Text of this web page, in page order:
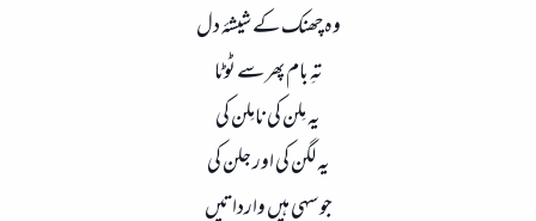
وہ چھنک کے شیشۂ دل
تہِ بام پھر سے ٹوٹا
یہ مِلن کی نامِلن کی
یہ لگن کی اور جلن کی
جو سہی ہیں وارداتیں